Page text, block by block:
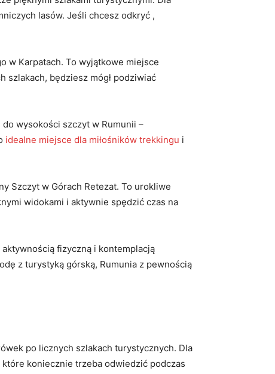
lasów. Jeśli chcesz odkryć ,
w‌ Karpatach. To wyjątkowe miejsce
szlakach,⁤ będziesz mógł podziwiać
wysokości szczyt ⁢w Rumunii –
idealne miejsce dla miłośników trekkingu i
Szczyt ⁣w Górach ⁢Retezat. ‍To urokliwe
widokami i aktywnie spędzić czas na‌
fizyczną i⁣ kontemplacją​
z ‍turystyką⁤ górską, Rumunia z pewnością
po licznych ​szlakach ‌turystycznych. Dla
koniecznie trzeba‍ odwiedzić podczas